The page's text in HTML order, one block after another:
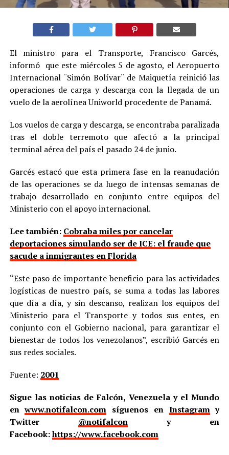
El ministro para el Transporte, Francisco Garcés,
informó que este miércoles 5 de agosto, el Aeropuerto
Internacional ¨Simón Bolívar¨ de Maiquetía reinició las
operaciones de carga y descarga con la llegada de un
vuelo de la aerolínea Uniworld procedente de Panamá.
Los vuelos de carga y descarga, se encontraba paralizada
tras el doble terremoto que afectó a la principal
terminal aérea del país el pasado 24 de junio.
Garcés estacó que esta primera fase en la reanudación
de las operaciones se da luego de intensas semanas de
trabajo desarrollado en conjunto entre equipos del
Ministerio con el apoyo internacional.
Lee también: Cobraba miles por cancelar
deportaciones simulando ser de ICE: el fraude que
sacude a inmigrantes en Florida
“Este paso de importante beneficio para las actividades
logísticas de nuestro país, se suma a todas las labores
que día a día, y sin descanso, realizan los equipos del
Ministerio para el Transporte y todos sus entes, en
conjunto con el Gobierno nacional, para garantizar el
bienestar de todos los venezolanos”, escribió Garcés en
sus redes sociales.
Fuente: 2001
Sigue las noticias de Falcón, Venezuela y el Mundo
enwww.notifalcon.com síguenos en Instagramy
Twitter @notifalcony en
Facebook:https://www.facebook.com